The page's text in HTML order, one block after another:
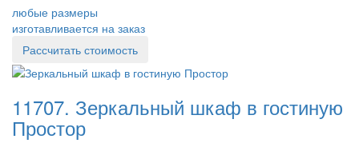
любые размеры
изготавливается на заказ
Рассчитать стоимость
11707. Зеркальный шкаф в гостиную
Простор